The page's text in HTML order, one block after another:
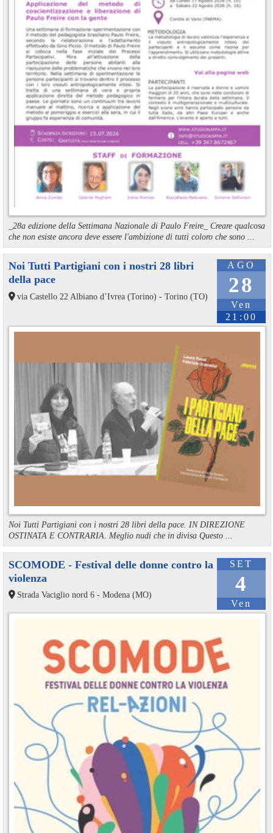
_28a edizione della Settimana Nazionale di Paulo Freire_ Creare qualcosa
che non esiste ancora deve essere l'ambizione di tutti coloro che sono ...
AGO
28
Ven
21:00
Noi Tutti Partigiani con i nostri 28 libri
della pace
via Castello 22 Albiano d’Ivrea (Torino) - Torino (TO)
Noi Tutti Partigiani con i nostri 28 libri della pace. IN DIREZIONE
OSTINATA E CONTRARIA. Meglio nudi che in divisa Questo ...
SET
4
Ven
SCOMODE - Festival delle donne contro la
violenza
Strada Vaciglio nord 6 - Modena (MO)